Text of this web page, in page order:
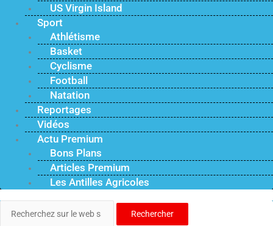
US Virgin Island
Sport
Athlétisme
Basket
Cyclisme
Football
Natation
Reportages
Vidéos
Actu Premium
Bons Plans
Articles Premium
Les Antilles Agricoles
Rechercher